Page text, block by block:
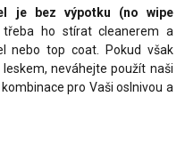
je bez výpotku (no wipe
ho stírat cleanerem a
nebo top coat. Pokud však
neváhejte použít naši
kombinace pro Vaši oslnivou a